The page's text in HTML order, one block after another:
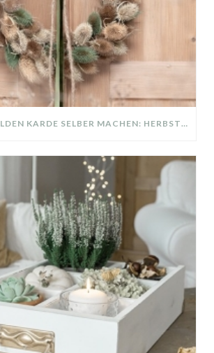
KRANZ AUS WILDEN KARDE SELBER MACHEN: HERBSTDEKO GANZ EINFACH